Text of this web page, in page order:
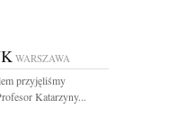
WARSZAWA
przyjęliśmy
Katarzyny...